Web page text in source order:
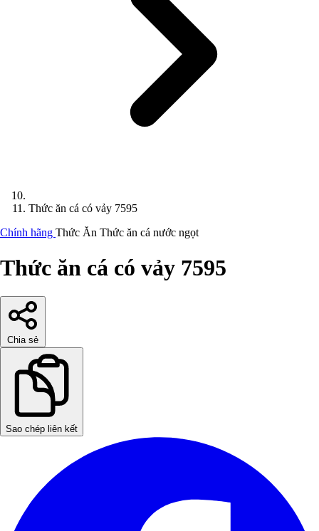
Thức ăn cá có vảy 7595
Chính hãng Thức Ăn Thức ăn cá nước ngọt
Thức ăn cá có vảy 7595
Chia sẻ
Sao chép liên kết